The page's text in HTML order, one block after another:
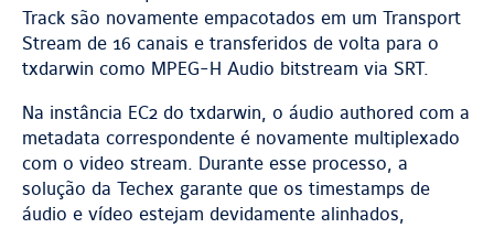
Track são novamente empacotados em um Transport
Stream de 16 canais e transferidos de volta para o
txdarwin como MPEG-H Audio bitstream via SRT.
Na instância EC2 do txdarwin, o áudio authored com a
metadata correspondente é novamente multiplexado
com o video stream. Durante esse processo, a
solução da Techex garante que os timestamps de
áudio e vídeo estejam devidamente alinhados,